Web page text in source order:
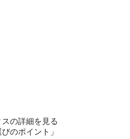
の詳細を見る
のポイント」